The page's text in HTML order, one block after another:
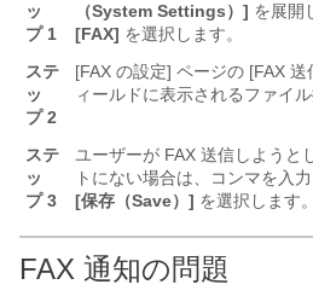
ッ
プ 1
（System Settings）] を展開
[FAX] を選択します。
ステ
ッ
プ 2
[FAX の設定] ページの [FAX
ィールドに表示されるファイ
ステ
ッ
プ 3
ユーザーが FAX 送信しようと
トにない場合は、コンマを入
[保存（Save）] を選択します。
FAX 通知の問題